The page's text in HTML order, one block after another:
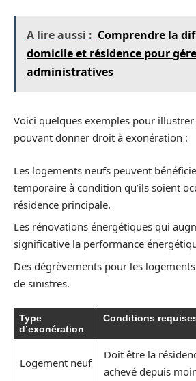
A lire aussi : Comprendre la
domicile et résidence pour
administratives
Voici quelques exemples pour
pouvant donner droit à exonération :
Les logements neufs peuvent
temporaire à condition qu’ils soient
résidence principale.
Les rénovations énergétiques qui
significative la performance
Des dégrèvements pour les
de sinistres.
Type
d’exonération
Conditions
Logement neuf
Doit être la
achevé depuis